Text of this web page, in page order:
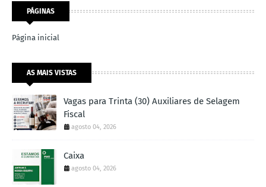
PÁGINAS
Página inicial
AS MAIS VISTAS
Vagas para Trinta (30) Auxiliares de Selagem
Fiscal
agosto 04, 2026
Caixa
agosto 04, 2026